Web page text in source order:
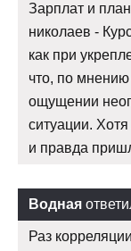
Зарплат и
николаев -
как при
что, по
ощущении
ситуации.
и правда
Водная
Раз